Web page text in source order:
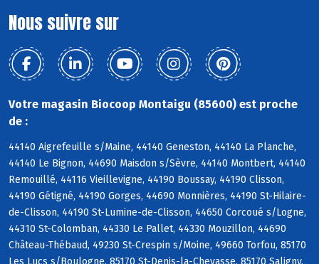
Nous suivre sur
Votre magasin Biocoop Montaigu (85600) est proche
de :
44140 Aigrefeuille s/Maine, 44140 Geneston, 44140 La Planche,
44140 Le Bignon, 44690 Maisdon s/Sèvre, 44140 Montbert, 44140
Remouillé, 44116 Vieillevigne, 44190 Boussay, 44190 Clisson,
44190 Gétigné, 44190 Gorges, 44690 Monnières, 44190 St-Hilaire-
de-Clisson, 44190 St-Lumine-de-Clisson, 44650 Corcoué s/Logne,
44310 St-Colomban, 44330 Le Pallet, 44330 Mouzillon, 44690
Château-Thébaud, 49230 St-Crespin s/Moine, 49660 Torfou, 85170